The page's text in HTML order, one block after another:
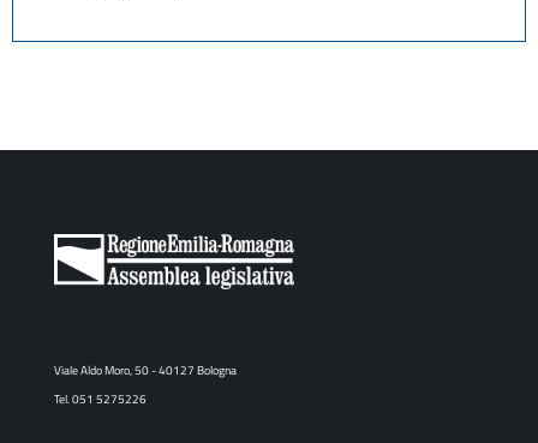
Viale Aldo Moro, 50 - 40127 Bologna
Tel. 051 5275226